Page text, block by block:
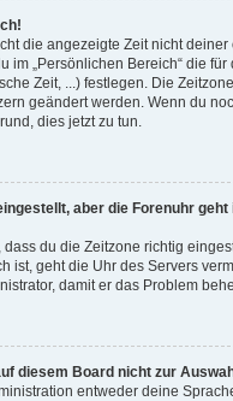
die angezeigte Zeit nicht
im „Persönlichen Bereich“ die
Zeit, ...) festlegen. Die
geändert werden. Wenn du
dies jetzt zu tun.
aber die Forenuhr
du die Zeitzone richtig
ist, geht die Uhr des Servers
damit er das Problem
diesem Board nicht zur
entweder deine